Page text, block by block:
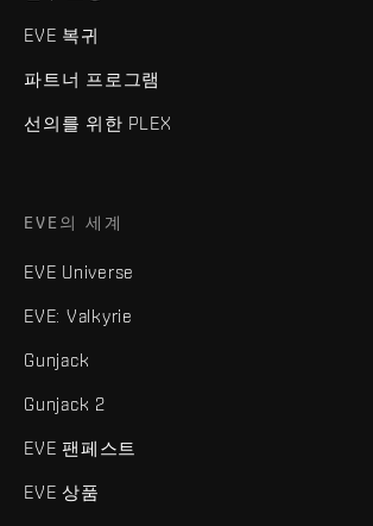
EVE 복귀
파트너 프로그램
선의를 위한 PLEX
EVE의 세계
EVE Universe
EVE: Valkyrie
Gunjack
Gunjack 2
EVE 팬페스트
EVE 상품